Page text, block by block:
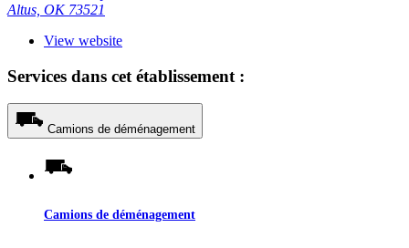
Altus, OK 73521
View website
Services dans cet établissement :
Camions de déménagement
Camions de déménagement